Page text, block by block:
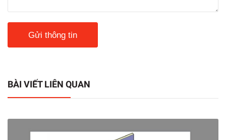
Gửi thông tin
BÀI VIẾT LIÊN QUAN